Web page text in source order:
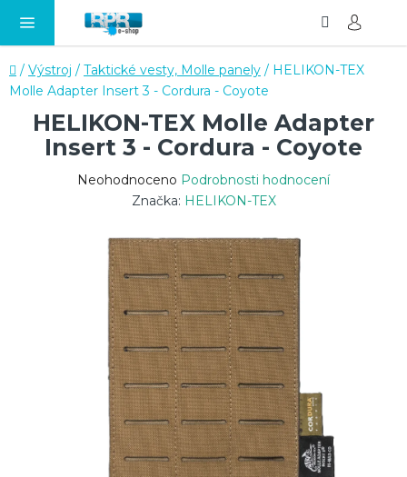
Domů
/ Výstroj / Taktické vesty, Molle panely / HELIKON-TEX
Molle Adapter Insert 3 - Cordura - Coyote
HELIKON-TEX Molle Adapter
Insert 3 - Cordura - Coyote
Průměrné
hodnocení
hvězdiček.
Neohodnoceno Podrobnosti hodnocení
Značka: HELIKON-TEX